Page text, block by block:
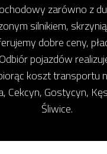
zarówno z
silnikiem,
dobre ceny,
pojazdów
koszt transportu
Cekcyn, Gostycyn,
Śliwice.